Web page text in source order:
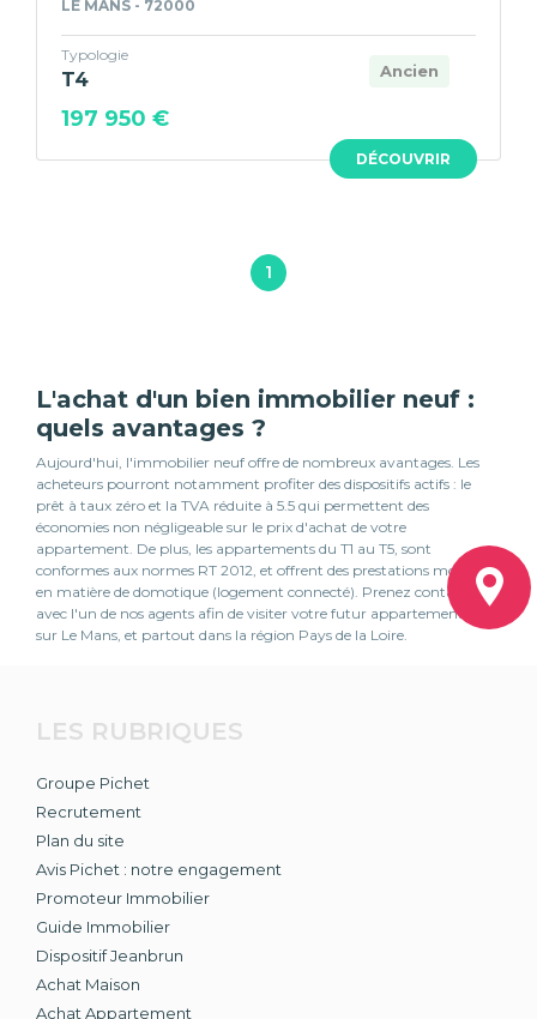
DÉCOUVRIR
LE MANS - 72000
Ancien
Typologie
T4
197 950 €
1
L'achat d'un bien immobilier neuf :
quels avantages ?
Aujourd'hui, l'immobilier neuf offre de nombreux avantages. Les
acheteurs pourront notamment profiter des dispositifs actifs : le
prêt à taux zéro et la TVA réduite à 5.5 qui permettent des
économies non négligeable sur le prix d'achat de votre
appartement. De plus, les appartements du T1 au T5, sont
conformes aux normes RT 2012, et offrent des prestations modernes
en matière de domotique (logement connecté). Prenez contact
avec l'un de nos agents afin de visiter votre futur appartement neuf
sur Le Mans, et partout dans la région Pays de la Loire.
LES RUBRIQUES
Groupe Pichet
Recrutement
Plan du site
Avis Pichet : notre engagement
Promoteur Immobilier
Guide Immobilier
Dispositif Jeanbrun
Achat Maison
Achat Appartement